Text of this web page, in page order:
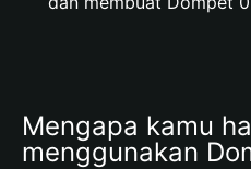
Mengapa kamu
menggunakan